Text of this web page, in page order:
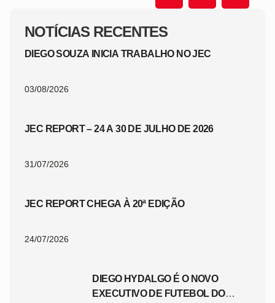
NOTÍCIAS RECENTES
DIEGO SOUZA INICIA TRABALHO NO JEC
03/08/2026
JEC REPORT – 24 A 30 DE JULHO DE 2026
31/07/2026
JEC REPORT CHEGA À 20ª EDIÇÃO
24/07/2026
DIEGO HYDALGO É O NOVO
EXECUTIVO DE FUTEBOL DO